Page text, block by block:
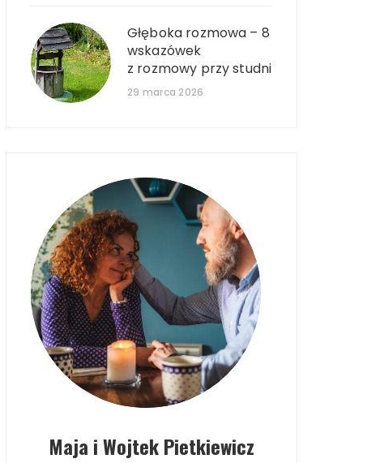
Głęboka rozmowa – 8
wskazówek
z rozmowy przy studni
29 marca 2026
Maja i Wojtek Pietkiewicz